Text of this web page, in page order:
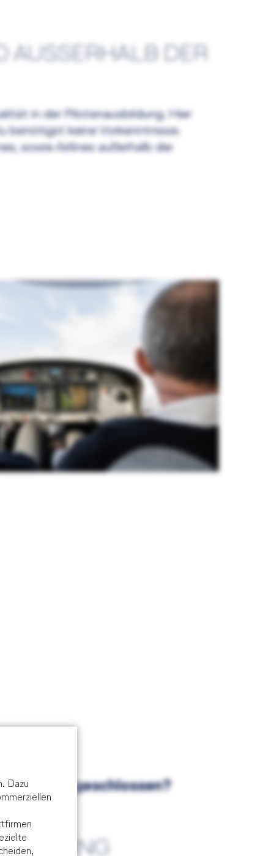
Dazu
AUSSERHALB DER
in der Pilotenausbildung. Hier
benötigst keine Vorkenntnisse.
sowie Airlines außerhalb der
abgeschlossen?